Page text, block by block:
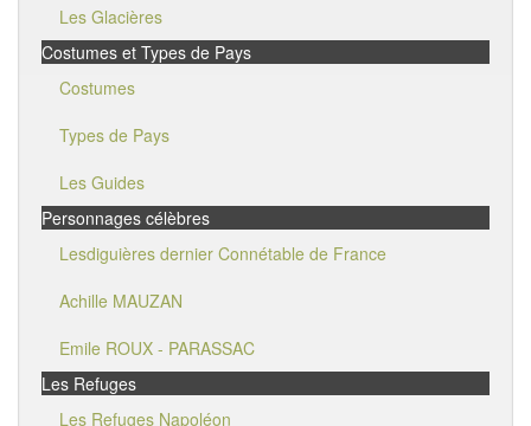
Les Glacières
Costumes et Types de Pays
Costumes
Types de Pays
Les Guides
Personnages célèbres
Lesdiguières dernier Connétable de France
Achille MAUZAN
Emile ROUX - PARASSAC
Les Refuges
Les Refuges Napoléon